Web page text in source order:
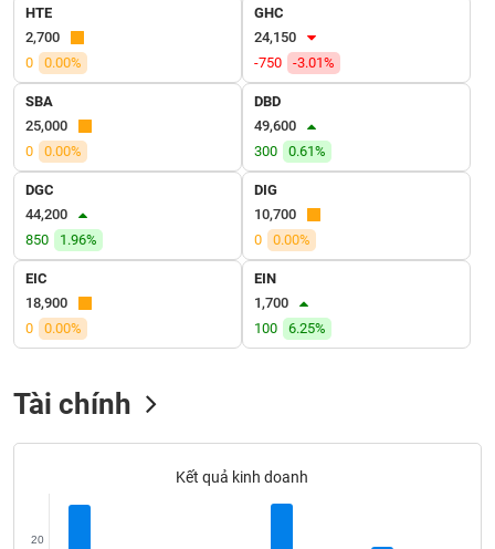
HTE
2,700
0
0.00%
GHC
24,150
-750
-3.01%
SBA
25,000
0
0.00%
DBD
49,600
300
0.61%
DGC
44,200
850
1.96%
DIG
10,700
0
0.00%
EIC
18,900
0
0.00%
EIN
1,700
100
6.25%
Tài chính
Kết quả kinh doanh
20
NGHỆ
THÔNG
TIN
DỊCH
VỤ
TRUYỀN
THÔNG
BẤT
SẢN